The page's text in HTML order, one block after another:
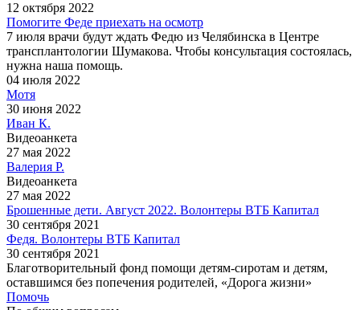
12 октября 2022
Помогите Феде приехать на осмотр
7 июля врачи будут ждать Федю из Челябинска в Центре
трансплантологии Шумакова. Чтобы консультация состоялась,
нужна наша помощь.
04 июля 2022
Мотя
30 июня 2022
Иван К.
Видеоанкета
27 мая 2022
Валерия Р.
Видеоанкета
27 мая 2022
Брошенные дети. Август 2022. Волонтеры ВТБ Капитал
30 сентября 2021
Федя. Волонтеры ВТБ Капитал
30 сентября 2021
Благотворительный фонд помощи детям-сиротам и детям,
оставшимся без попечения родителей, «Дорога жизни»
Помочь